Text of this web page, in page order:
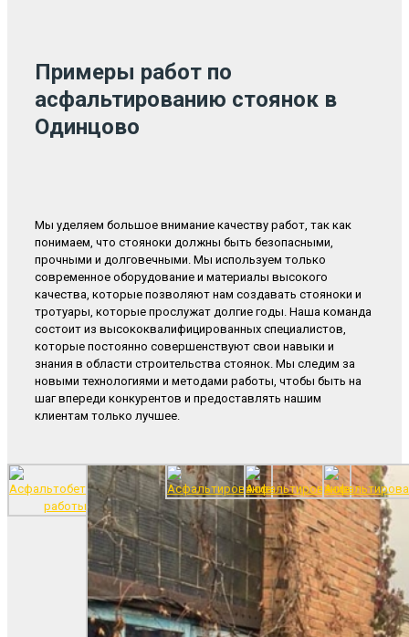
Примеры работ по
асфальтированию стоянок в
Одинцово
Мы уделяем большое внимание качеству работ, так как
понимаем, что стояноки должны быть безопасными,
прочными и долговечными. Мы используем только
современное оборудование и материалы высокого
качества, которые позволяют нам создавать стояноки и
тротуары, которые прослужат долгие годы. Наша команда
состоит из высококвалифицированных специалистов,
которые постоянно совершенствуют свои навыки и
знания в области строительства стоянок. Мы следим за
новыми технологиями и методами работы, чтобы быть на
шаг впереди конкурентов и предоставлять нашим
клиентам только лучшее.